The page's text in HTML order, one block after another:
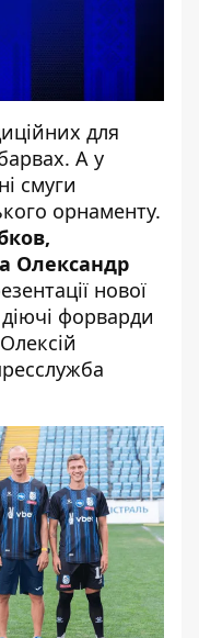
для
А у
смуги
орнаменту.
Олександр
нової
форварди